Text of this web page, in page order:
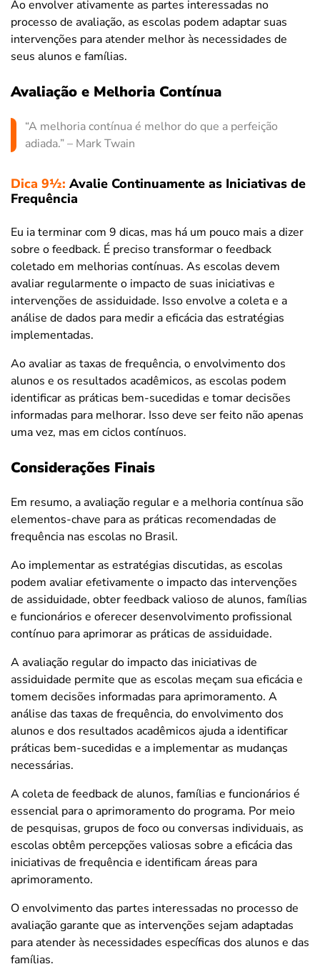
Ao envolver ativamente as partes interessadas no
processo de avaliação, as escolas podem adaptar suas
intervenções para atender melhor às necessidades de
seus alunos e famílias.
Avaliação e Melhoria Contínua
“A melhoria contínua é melhor do que a perfeição
adiada.” – Mark Twain
Dica 9½: Avalie Continuamente as Iniciativas de
Frequência
Eu ia terminar com 9 dicas, mas há um pouco mais a dizer
sobre o feedback. É preciso transformar o feedback
coletado em melhorias contínuas. As escolas devem
avaliar regularmente o impacto de suas iniciativas e
intervenções de assiduidade. Isso envolve a coleta e a
análise de dados para medir a eficácia das estratégias
implementadas.
Ao avaliar as taxas de frequência, o envolvimento dos
alunos e os resultados acadêmicos, as escolas podem
identificar as práticas bem-sucedidas e tomar decisões
informadas para melhorar. Isso deve ser feito não apenas
uma vez, mas em ciclos contínuos.
Considerações Finais
Em resumo, a avaliação regular e a melhoria contínua são
elementos-chave para as práticas recomendadas de
frequência nas escolas no Brasil.
Ao implementar as estratégias discutidas, as escolas
podem avaliar efetivamente o impacto das intervenções
de assiduidade, obter feedback valioso de alunos, famílias
e funcionários e oferecer desenvolvimento profissional
contínuo para aprimorar as práticas de assiduidade.
A avaliação regular do impacto das iniciativas de
assiduidade permite que as escolas meçam sua eficácia e
tomem decisões informadas para aprimoramento. A
análise das taxas de frequência, do envolvimento dos
alunos e dos resultados acadêmicos ajuda a identificar
práticas bem-sucedidas e a implementar as mudanças
necessárias.
A coleta de feedback de alunos, famílias e funcionários é
essencial para o aprimoramento do programa. Por meio
de pesquisas, grupos de foco ou conversas individuais, as
escolas obtêm percepções valiosas sobre a eficácia das
iniciativas de frequência e identificam áreas para
aprimoramento.
O envolvimento das partes interessadas no processo de
avaliação garante que as intervenções sejam adaptadas
para atender às necessidades específicas dos alunos e das
famílias.